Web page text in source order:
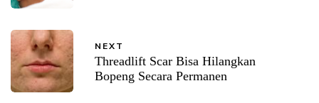
NEXT
Threadlift Scar Bisa Hilangkan
Bopeng Secara Permanen